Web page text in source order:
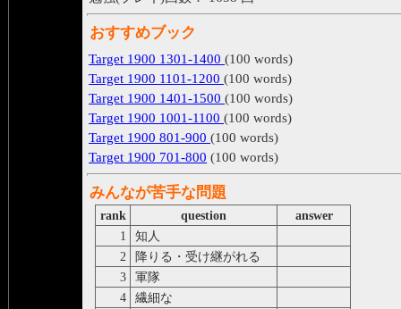
おすすめブック
Target 1900 1301-1400(100 words)
Target 1900 1101-1200(100 words)
Target 1900 1401-1500(100 words)
Target 1900 1001-1100(100 words)
Target 1900 801-900(100 words)
Target 1900 701-800 (100 words)
みんなが苦手な問題
rank question
answer
1
知人
2
降りる・受け継がれる
3
軍隊
4
繊細な